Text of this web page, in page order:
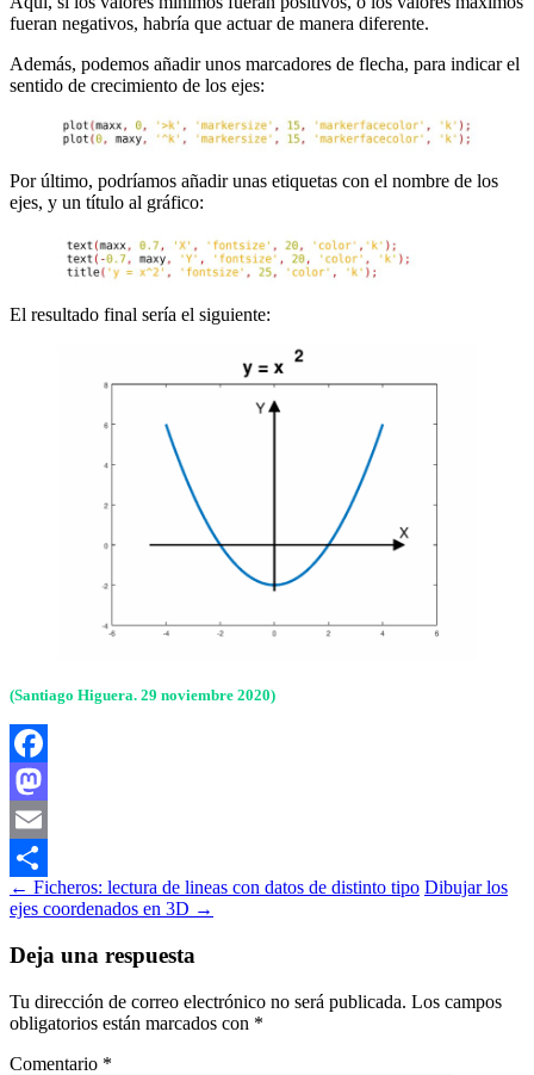
fueran negativos, habría que actuar de manera diferente.
Además, podemos añadir unos marcadores de flecha, para indicar el
sentido de crecimiento de los ejes:
Por último, podríamos añadir unas etiquetas con el nombre de los
ejes, y un título al gráfico:
El resultado final sería el siguiente:
(Santiago Higuera. 29 noviembre 2020)
Facebook
Mastodon
Email
Compartir
Navegación
de
entradas
← Ficheros: lectura de lineas con datos de distinto tipo Dibujar los
ejes coordenados en 3D →
Deja una respuesta
Tu dirección de correo electrónico no será publicada. Los campos
obligatorios están marcados con *
Comentario *